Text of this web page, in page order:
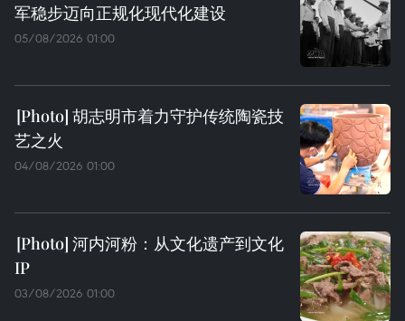
军稳步迈向正规化现代化建设
05/08/2026 01:00
胡志明市着力守护传统陶瓷技
艺之火
04/08/2026 01:00
河内河粉：从文化遗产到文化
IP
03/08/2026 01:00